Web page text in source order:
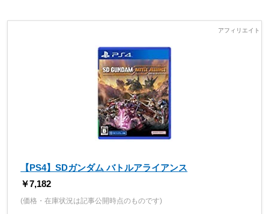
【PS4】SDガンダム バトルアライアンス
￥7,182
(価格・在庫状況は記事公開時点のものです)